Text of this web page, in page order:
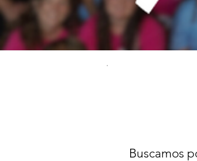
Buscamos